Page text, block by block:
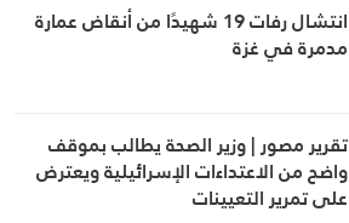
انتشال رفات 19 شهيدًا من أنقاض عمارة
مدمرة في غزة
تقرير مصور | وزير الصحة يطالب بموقف
واضح من الاعتداءات الإسرائيلية ويعترض
على تمرير التعيينات